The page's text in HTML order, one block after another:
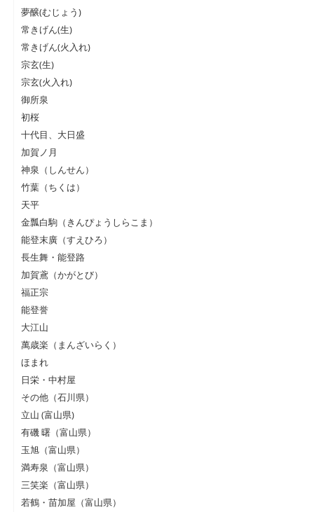
夢醸(むじょう)
常きげん(生)
常きげん(火入れ)
宗玄(生)
宗玄(火入れ)
御所泉
初桜
十代目、大日盛
加賀ノ月
神泉（しんせん）
竹葉（ちくは）
天平
金瓢白駒（きんぴょうしらこま）
能登末廣（すえひろ）
長生舞・能登路
加賀鳶（かがとび）
福正宗
能登誉
大江山
萬歳楽（まんざいらく）
ほまれ
日栄・中村屋
その他（石川県）
立山 (富山県)
有磯 曙（富山県）
玉旭（富山県）
満寿泉（富山県）
三笑楽（富山県）
若鶴・苗加屋（富山県）